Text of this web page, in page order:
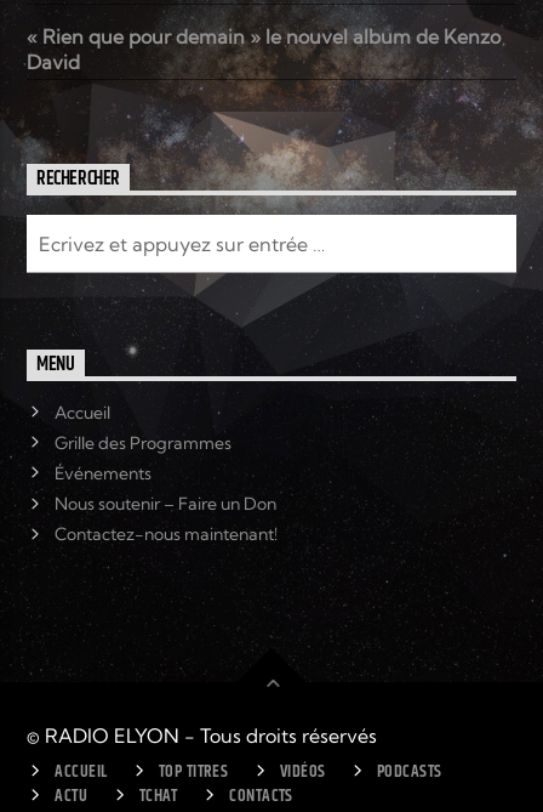
« Rien que pour demain » le nouvel album de Kenzo
David
RECHERCHER
MENU
Accueil
Grille des Programmes
Événements
Nous soutenir – Faire un Don
Contactez-nous maintenant!
© RADIO ELYON - Tous droits réservés
ACCUEIL TOP TITRES VIDÉOS
PODCASTS
ACTU
TCHAT CONTACTS